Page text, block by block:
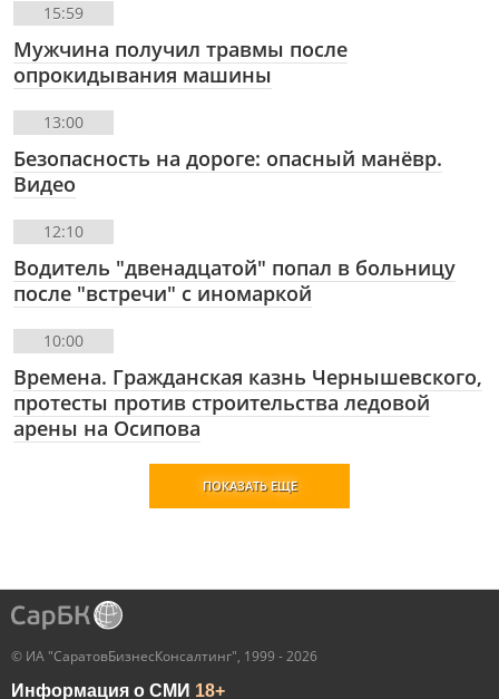
15:59
Мужчина получил травмы после
опрокидывания машины
13:00
Безопасность на дороге: опасный манёвр.
Видео
12:10
Водитель "двенадцатой" попал в больницу
после "встречи" с иномаркой
10:00
Времена. Гражданская казнь Чернышевского,
протесты против строительства ледовой
арены на Осипова
ПОКАЗАТЬ ЕЩЕ
© ИА "СаратовБизнесКонсалтинг", 1999 - 2026
Информация о СМИ 18+